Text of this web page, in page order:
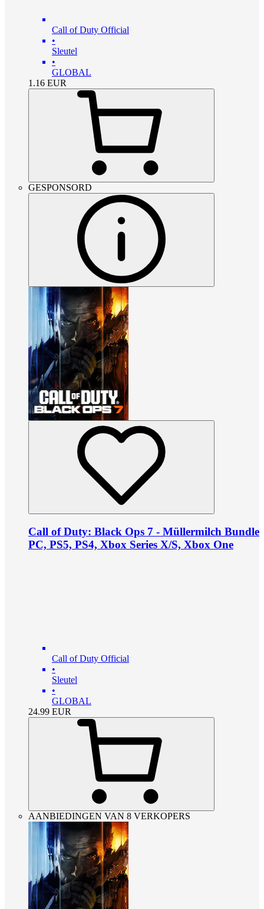
Call of Duty Official
•
Sleutel
•
GLOBAL
1.16 EUR
GESPONSORD
Call of Duty: Black Ops 7 - Müllermilch Bundle
PC, PS5, PS4, Xbox Series X/S, Xbox One
Call of Duty Official
•
Sleutel
•
GLOBAL
24.99 EUR
AANBIEDINGEN VAN 8 VERKOPERS